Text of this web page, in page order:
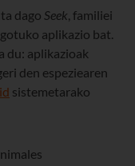
dago Seek, familiei
aplikazio bat.
du: aplikazioak
den espeziearen
sistemetarako